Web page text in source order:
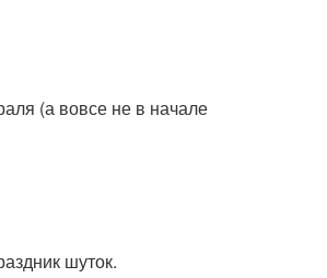
(а вовсе не в начале
шуток.